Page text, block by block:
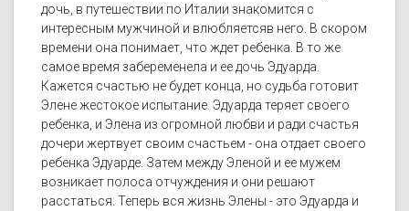
дочь, в путешествии по Италии знакомится с
интересным мужчиной и влюбляетсяв него. В скором
времени она понимает, что ждет ребенка. В то же
самое время забеременела и ее дочь Эдуарда.
Кажется счастью не будет конца, но судьба готовит
Элене жестокое испытание. Эдуарда теряет своего
ребенка, и Элена из огромной любви и ради счастья
дочери жертвует своим счастьем - она отдает своего
ребенка Эдуарде. Затем между Эленой и ее мужем
возникает полоса отчуждения и они решают
расстаться. Теперь вся жизнь Элены - это Эдуарда и